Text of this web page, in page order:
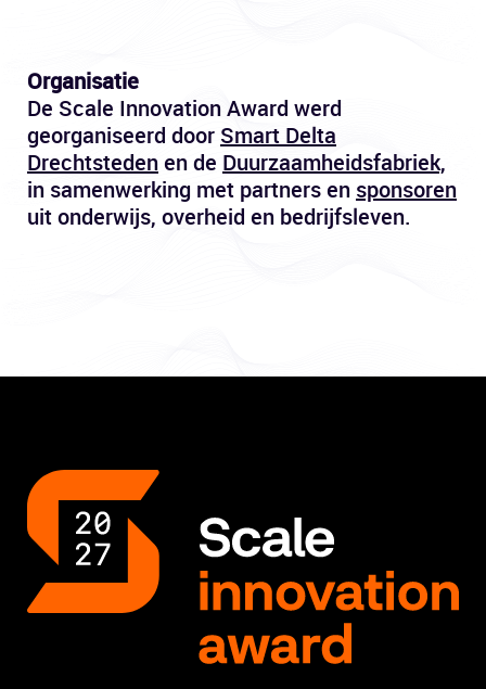
Organisatie
De Scale Innovation Award werd
georganiseerd door Smart Delta
Drechtstedenen de Duurzaamheidsfabriek,
in samenwerking met partners en sponsoren
uit onderwijs, overheid en bedrijfsleven.